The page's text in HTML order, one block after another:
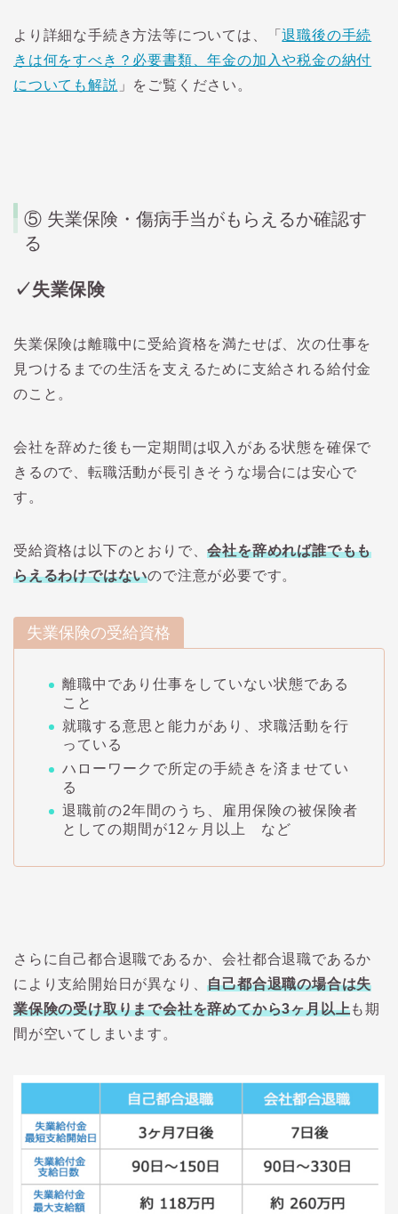
より詳細な手続き方法等については、「退職後の手続
きは何をすべき？必要書類、年金の加入や税金の納付
についても解説 」をご覧ください。
⑤ 失業保険・傷病手当がもらえるか確認す
る
✓失業保険
失業保険は離職中に受給資格を満たせば、次の仕事を
見つけるまでの生活を支えるために支給される給付金
のこと。
会社を辞めた後も一定期間は収入がある状態を確保で
きるので、転職活動が長引きそうな場合には安心で
す。
受給資格は以下のとおりで、会社を辞めれば誰でもも
らえるわけではないので注意が必要です。
失業保険の受給資格
離職中であり仕事をしていない状態である
こと
就職する意思と能力があり、求職活動を行
っている
ハローワークで所定の手続きを済ませてい
る
退職前の2年間のうち、雇用保険の被保険者
としての期間が12ヶ月以上 など
さらに自己都合退職であるか、会社都合退職であるか
により支給開始日が異なり、自己都合退職の場合は失
業保険の受け取りまで会社を辞めてから3ヶ月以上も期
間が空いてしまいます。